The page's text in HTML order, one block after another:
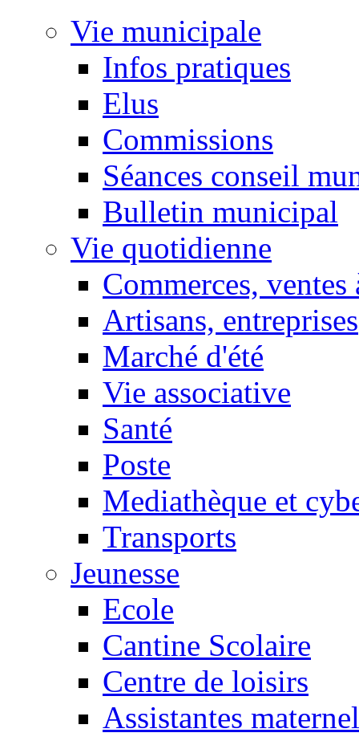
Vie municipale
Infos pratiques
Elus
Commissions
Séances conseil
Bulletin municipal
Vie quotidienne
Commerces, ventes
Artisans, entreprises
Marché d'été
Vie associative
Santé
Poste
Mediathèque et
Transports
Jeunesse
Ecole
Cantine Scolaire
Centre de loisirs
Assistantes